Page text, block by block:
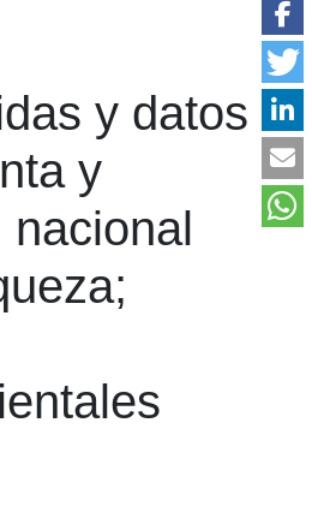
y datos
y
nacional